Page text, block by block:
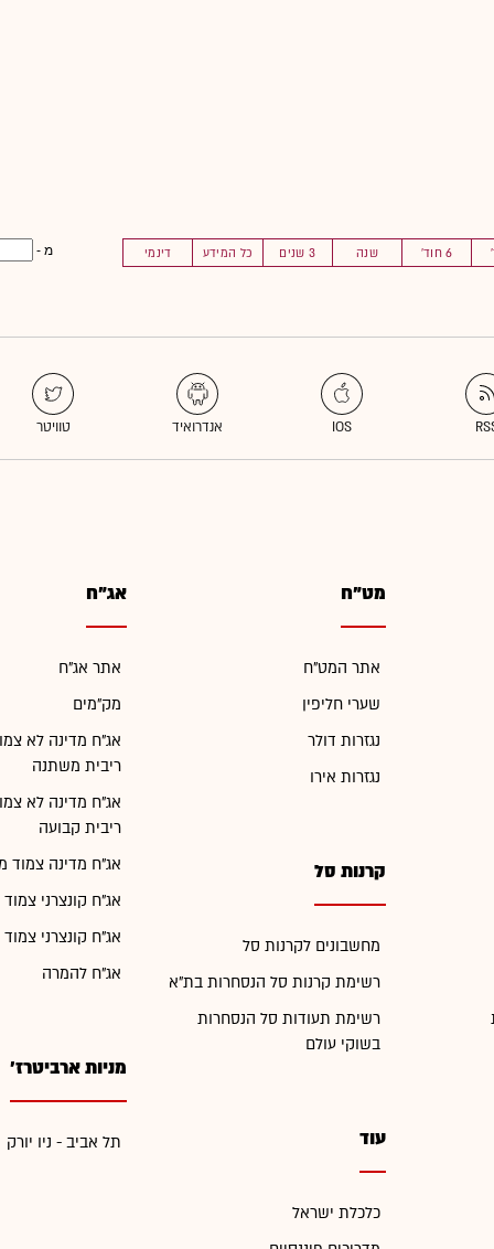
6 חוד' שנה 3 שנים כל המידע דינמי מ -
מט"ח
אתר המט"ח
שערי חליפין
נגזרות דולר
נגזרות אירו
קרנות סל
מחשבונים לקרנות סל
רשימת קרנות סל הנסחרות בת"א
רשימת תעודות סל הנסחרות
בשוקי עולם
עוד
כלכלת ישראל
אג"ח
אתר אג"ח
מק"מים
אג"ח מדינה לא
ריבית משתנה
אג"ח מדינה לא
ריבית קבועה
אג"ח מדינה צמוד
אג"ח קונצרני
אג"ח קונצרני
אג"ח להמרה
מניות ארביטרז'
תל אביב - ניו יורק